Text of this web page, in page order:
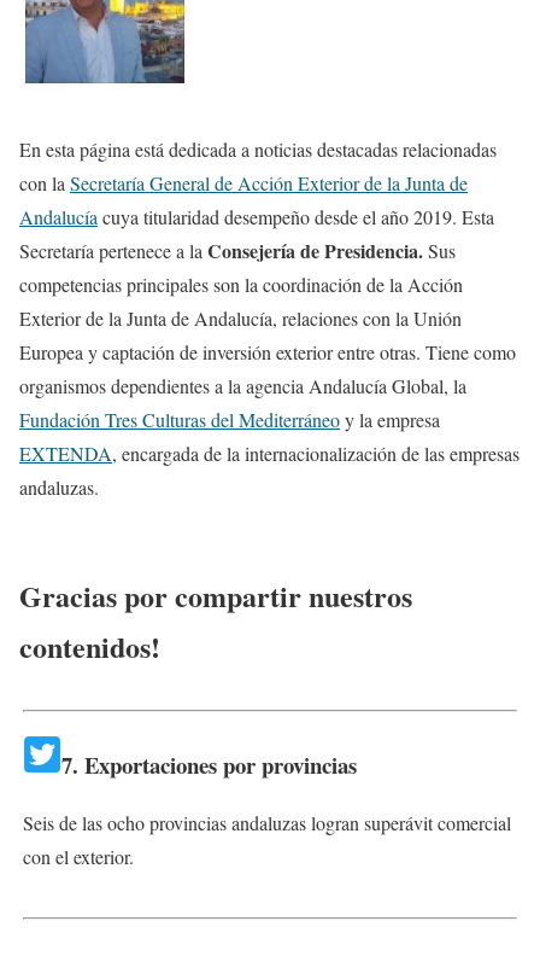
En esta página está dedicada a noticias destacadas relacionadas
con la Secretaría General de Acción Exterior de la Junta de
Andalucía cuya titularidad desempeño desde el año 2019. Esta
Secretaría pertenece a la Consejería de Presidencia.Sus
competencias principales son la coordinación de la Acción
Exterior de la Junta de Andalucía, relaciones con la Unión
Europea y captación de inversión exterior entre otras. Tiene como
organismos dependientes a la agencia Andalucía Global, la
Fundación Tres Culturas del Mediterráneoy la empresa
EXTENDA, encargada de la internacionalización de las empresas
andaluzas.
Gracias por compartir nuestros
contenidos!
7. Exportaciones por provincias
Seis de las ocho provincias andaluzas logran superávit comercial
con el exterior.